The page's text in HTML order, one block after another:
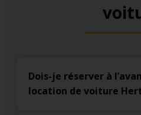
Dois-je réserver à
location de voiture